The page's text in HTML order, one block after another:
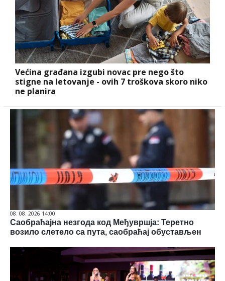
Većina građana izgubi novac pre nego što
stigne na letovanje - ovih 7 troškova skoro niko
ne planira
08. 08. 2026 14:00
Саобраћајна незгода код Међувршја: Теретно
возило слетело са пута, саобраћај обустављен